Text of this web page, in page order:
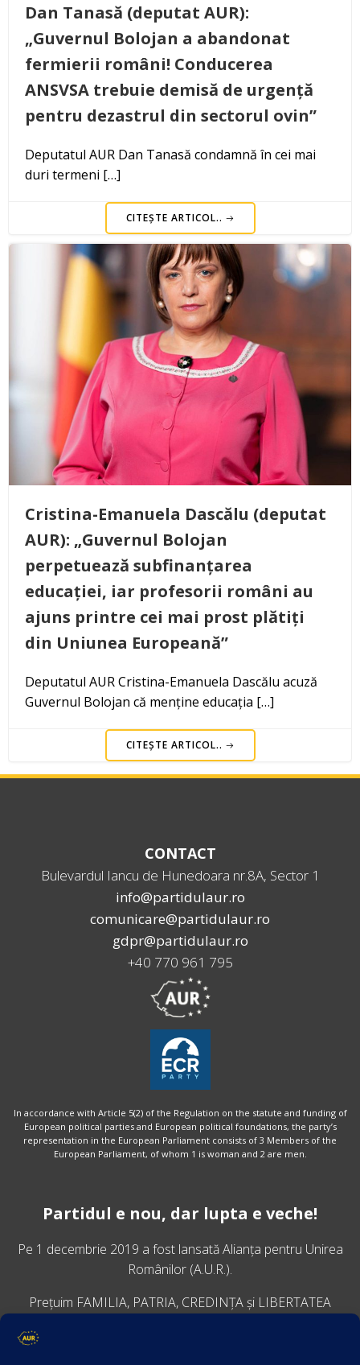
Dan Tanasă (deputat AUR):
„Guvernul Bolojan a abandonat
fermierii români! Conducerea
ANSVSA trebuie demisă de urgență
pentru dezastrul din sectorul ovin”
Deputatul AUR Dan Tanasă condamnă în cei mai
duri termeni […]
CITEȘTE ARTICOL..
Cristina-Emanuela Dascălu (deputat
AUR): „Guvernul Bolojan
perpetuează subfinanțarea
educației, iar profesorii români au
ajuns printre cei mai prost plătiți
din Uniunea Europeană”
Deputatul AUR Cristina-Emanuela Dascălu acuză
Guvernul Bolojan că menține educația […]
CITEȘTE ARTICOL..
CONTACT
Bulevardul Iancu de Hunedoara nr.8A, Sector 1
info@partidulaur.ro
comunicare@partidulaur.ro
gdpr@partidulaur.ro
+40 770 961 795
In accordance with Article 5(2) of the Regulation on the statute and funding of
European political parties and European political foundations, the party’s
representation in the European Parliament consists of 3 Members of the
European Parliament, of whom 1 is woman and 2 are men.
Partidul e nou, dar lupta e veche!
Pe 1 decembrie 2019 a fost lansatăAlianța pentru Unirea
Românilor (A.U.R.).
Prețuim FAMILIA, PATRIA, CREDINȚA și LIBERTATEA